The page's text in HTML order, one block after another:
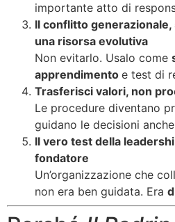
importante atto di
Il conflitto
una risorsa evolutiva
Non evitarlo. Usalo come
apprendimento e test di
Trasferisci valori, non
Le procedure diventano
guidano le decisioni
Il vero test della
fondatore
Un’organizzazione che
non era ben guidata. Era